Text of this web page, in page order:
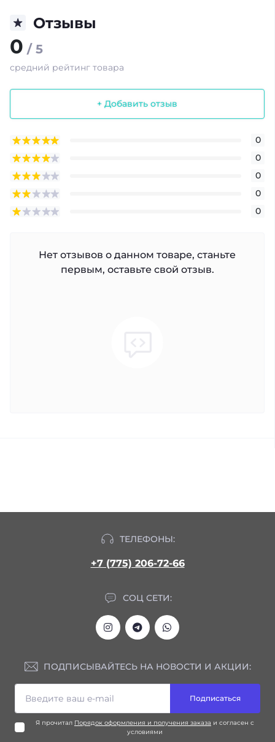
Отзывы
0 / 5
средний рейтинг товара
+ Добавить отзыв
0
0
0
0
0
Нет отзывов о данном товаре, станьте
первым, оставьте свой отзыв.
ТЕЛЕФОНЫ:
+7 (775) 206-72-66
СОЦ СЕТИ:
ПОДПИСЫВАЙТЕСЬ НА НОВОСТИ И АКЦИИ:
Подписаться
Я прочитал Порядок оформления и получения заказа и согласен с
условиями